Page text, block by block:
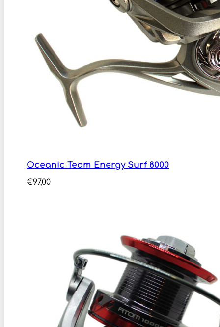
Oceanic Team Energy Surf 8000
€97,00